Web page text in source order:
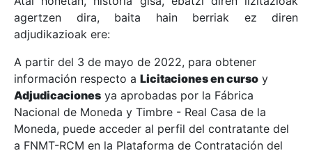
Erakutsi/Ezkutatu
Erakutsi/Ezkutatu
Erakutsi/Ezkutatu
agertzen dira, baita hain berriak ez diren
adjudikazioak ere:
A partir del 3 de mayo de 2022, para obtener
información respecto a Licitaciones en curso y
Adjudicaciones ya aprobadas por la Fábrica
Nacional de Moneda y Timbre - Real Casa de la
Moneda, puede acceder al perfil del contratante del
a FNMT-RCM en la Plataforma de Contratación del